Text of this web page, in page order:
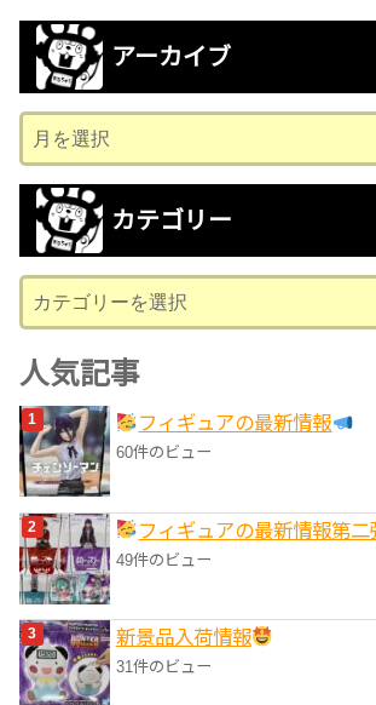
アーカイブ
ー
カ
ブ
カテゴリー
テ
ゴ
リ
ー
人気記事
フィギュアの最新情報
60件のビュー
フィギュアの最新情報第二
49件のビュー
‎新景品入荷情報
31件のビュー